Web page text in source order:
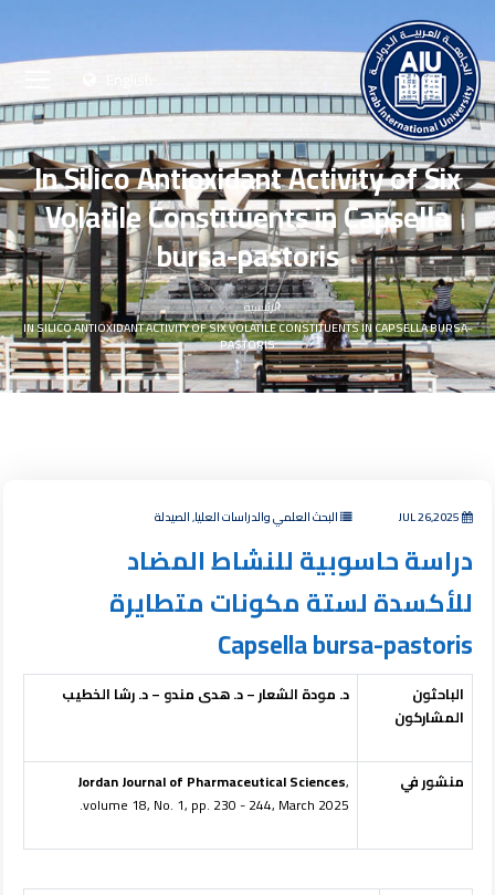
In Silico Antioxidant Activity of Six
Volatile Constituents in Capsella
bursa-pastoris
الرئيسية
IN SILICO ANTIOXIDANT ACTIVITY OF SIX VOLATILE CONSTITUENTS IN CAPSELLA BURSA-
PASTORIS
البحث العلمي والدراسات العليا, الصيدلة
دراسة حاسوبية للنشاط المضاد
للأكسدة لستة مكونات متطايرة
Capsella bursa-pastoris
الباحثون
المشاركون
د. مودة الشعار – د. هدى مندو – د. رشا الخطيب
منشور في Jordan Journal of Pharmaceutical Sciences,
volume 18, No. 1, pp. 230 - 244, March 2025.